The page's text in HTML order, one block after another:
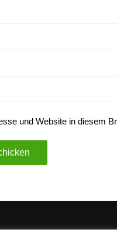
und Website in diesem